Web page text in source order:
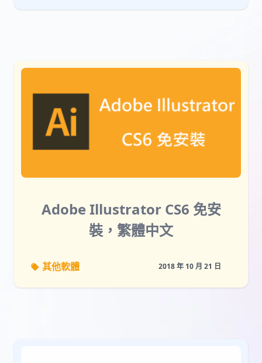
Adobe Illustrator CS6 免安
裝，繁體中文
其他軟體 2018 年 10 月 21 日